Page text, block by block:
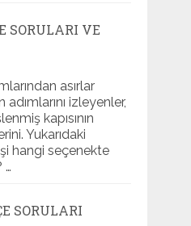
SORULARI VE
asırlar
izleyenler,
kapısının
Yukarıdaki
hangi seçenekte
…
SORULARI